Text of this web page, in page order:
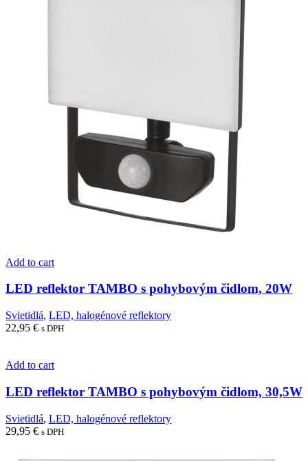
Add to cart
LED reflektor TAMBO s pohybovým čidlom, 20W
Svietidlá, LED, halogénové reflektory
22,95 € s DPH
Add to cart
LED reflektor TAMBO s pohybovým čidlom, 30,5W
Svietidlá, LED, halogénové reflektory
29,95 € s DPH